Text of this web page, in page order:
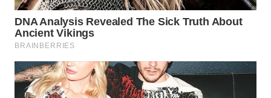
SUMEDANG
WN
WN